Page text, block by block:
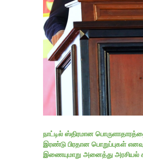
நாட்டில் ஸ்திரமான
இரண்டு பிரதான பொறுப்புகள்
இணையுமாறு அனைத்து அரசியல்